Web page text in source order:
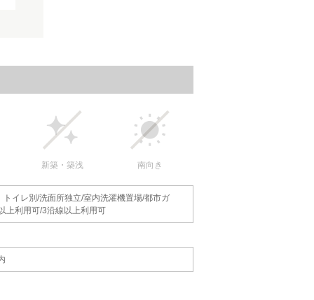
新築・築浅 南向き
イレ別/洗面所独立/室内洗濯機置場/都市ガ
上利用可/3沿線以上利用可